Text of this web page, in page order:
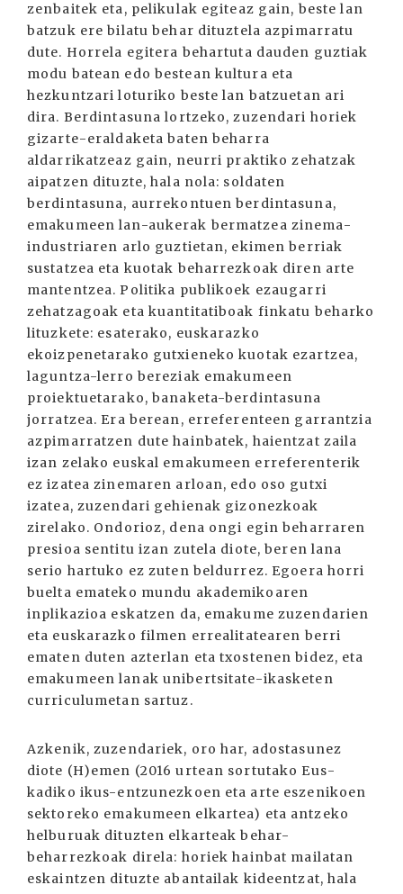
zenbaitek eta, pelikulak egiteaz gain, beste lan
batzuk ere bilatu behar dituztela azpimarratu
dute. Horrela egitera behar­tuta dauden guztiak
modu batean edo bestean kultura eta
hezkuntzari lo­turiko beste lan batzuetan ari
dira. Berdintasuna lortzeko, zuzendari horiek
gizarte-eraldaketa baten be­harra
aldarrikatzeaz gain, neurri praktiko zehatzak
aipatzen dituzte, hala nola: soldaten
berdintasuna, aurre­kontuen berdintasuna,
emakumeen lan-aukerak bermatzea zinema-
indus­triaren arlo guztietan, ekimen berriak
sustatzea eta kuotak beharrezkoak diren arte
mantentzea. Politika publikoek ezaugarri
zehatzagoak eta kuantitatiboak finkatu beharko
lituzkete: esaterako, euskarazko
ekoizpenetarako gutxieneko kuotak ezartzea,
laguntza-lerro bereziak emakumeen
proiektuetarako, banaketa-berdintasuna
jorratzea. Era berean, erreferenteen garrantzia
azpimarratzen dute hainbatek, haientzat zaila
izan zelako euskal emakumeen erreferenterik
ez izatea zinemaren arloan, edo oso gutxi
izatea, zuzendari gehienak gizonezkoak
zirelako. Ondorioz, dena ongi egin beharraren
presioa sentitu izan zutela diote, beren lana
serio hartuko ez zuten beldurrez. Egoera horri
buelta emateko mundu akademikoaren
inplikazioa eskatzen da, emakume zuzendarien
eta euskarazko filmen errealitatearen berri
ematen duten azterlan eta txos­tenen bidez, eta
emakumeen lanak unibertsitate-ikasketen
curriculumetan sartuz.
Azkenik, zuzendariek, oro har, adostasunez
diote (H)emen (2016 urtean sortutako Eus­
kadiko ikus-entzunezkoen eta arte eszenikoen
sektoreko emakumeen elkartea) eta antzeko
helburuak dituzten elkarteak behar-
beharrezkoak direla: horiek hainbat mailatan
eskaintzen dituzte abantailak kideentzat, hala